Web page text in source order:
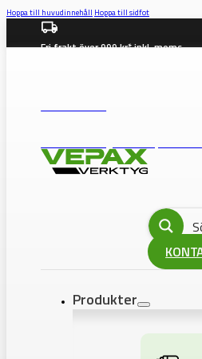
Hoppa till huvudinnehåll Hoppa till sidfot
Fri frakt över 999 kr* inkl. moms
Produkter